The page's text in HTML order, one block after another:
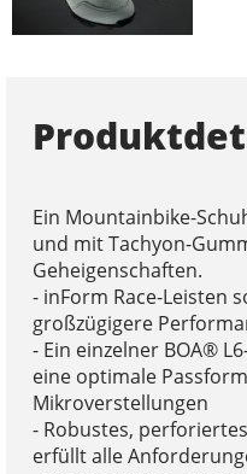
Ein Mountainbike-
und mit Tachyon-
Geheigenschaften.
- inForm Race-Leisten
großzügigere
- Ein einzelner BOA®
eine optimale
Mikroverstellungen
- Robustes,
erfüllt alle